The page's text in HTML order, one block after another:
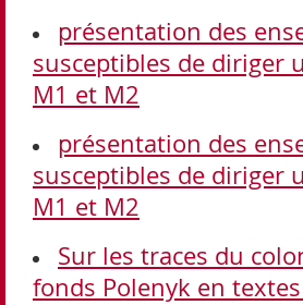
présentation des
susceptibles de diriger
M1 et M2
présentation des
susceptibles de diriger
M1 et M2
Sur les traces du
fonds Polenyk en